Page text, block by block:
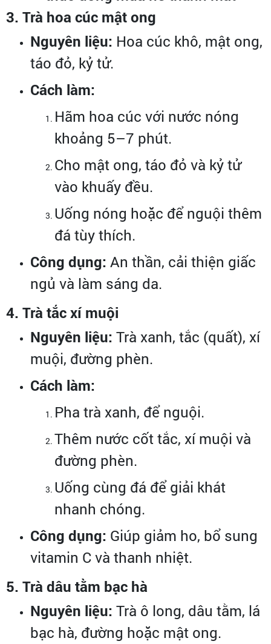
3. Trà hoa cúc mật ong
Nguyên liệu: Hoa cúc khô, mật ong,
táo đỏ, kỷ tử.
Cách làm:
Hãm hoa cúc với nước nóng
khoảng 5–7 phút.
Cho mật ong, táo đỏ và kỷ tử
vào khuấy đều.
Uống nóng hoặc để nguội thêm
đá tùy thích.
Công dụng: An thần, cải thiện giấc
ngủ và làm sáng da.
4. Trà tắc xí muội
Nguyên liệu: Trà xanh, tắc (quất), xí
muội, đường phèn.
Cách làm:
Pha trà xanh, để nguội.
Thêm nước cốt tắc, xí muội và
đường phèn.
Uống cùng đá để giải khát
nhanh chóng.
Công dụng: Giúp giảm ho, bổ sung
vitamin C và thanh nhiệt.
5. Trà dâu tằm bạc hà
Nguyên liệu: Trà ô long, dâu tằm, lá
bạc hà, đường hoặc mật ong.